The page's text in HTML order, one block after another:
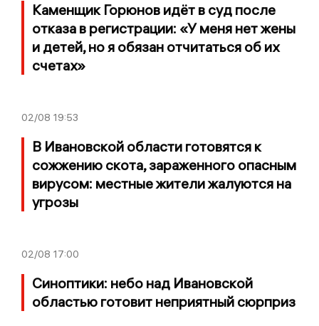
Каменщик Горюнов идёт в суд после
отказа в регистрации: «У меня нет жены
и детей, но я обязан отчитаться об их
счетах»
02/08 19:53
В Ивановской области готовятся к
сожжению скота, зараженного опасным
вирусом: местные жители жалуются на
угрозы
02/08 17:00
Синоптики: небо над Ивановской
областью готовит неприятный сюрприз